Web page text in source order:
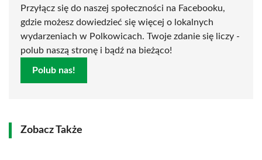
Przyłącz się do naszej społeczności na Facebooku,
gdzie możesz dowiedzieć się więcej o lokalnych
wydarzeniach w Polkowicach. Twoje zdanie się liczy -
polub naszą stronę i bądź na bieżąco!
Polub nas!
Zobacz Także